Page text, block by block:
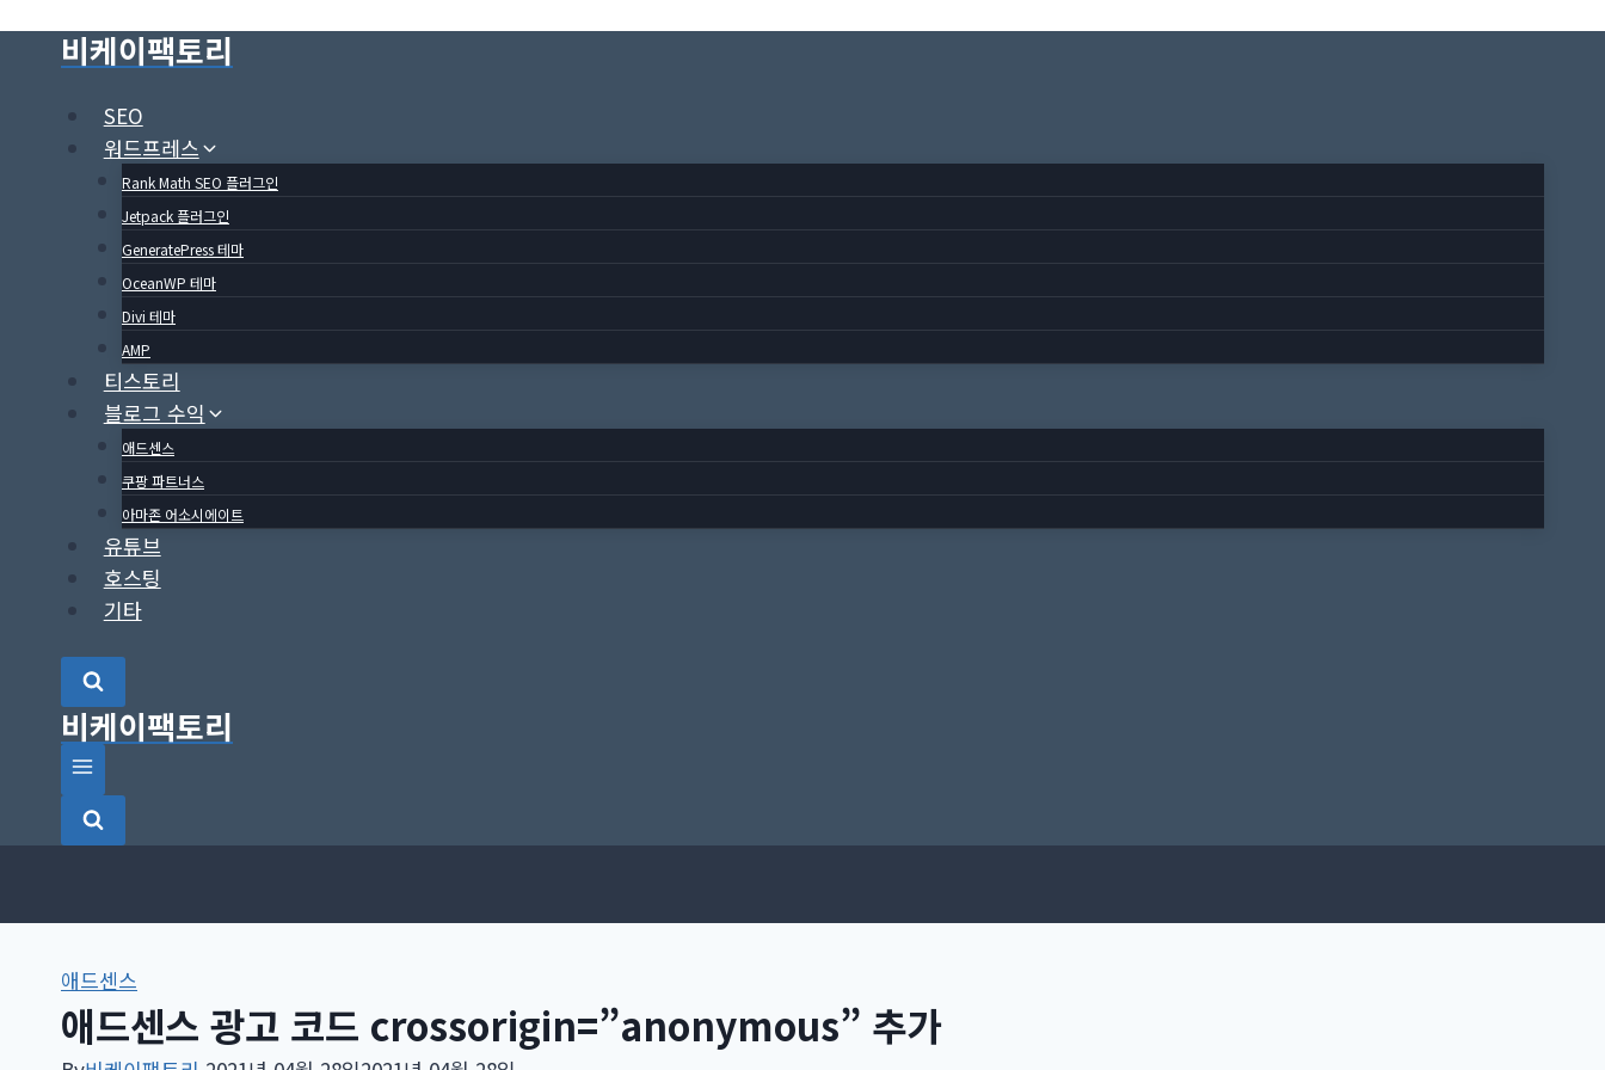
비케이팩토리
SEO
워드프레스
Rank Math SEO 플러그인
Jetpack 플러그인
GeneratePress 테마
OceanWP 테마
Divi 테마
AMP
티스토리
블로그 수익
애드센스
쿠팡 파트너스
아마존 어소시에이트
유튜브
호스팅
기타
비케이팩토리
애드센스
애드센스 광고 코드 crossorigin=”anonymous” 추가